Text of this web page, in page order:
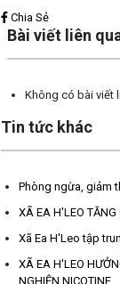
Chia Sẻ
Bài viết liên
Không có bài viết
Tin tức khác
Phòng ngừa, giảm
XÃ EA H'LEO TĂNG
Xã Ea H'Leo tập
XÃ EA H'LEO
NGHIỆN NICOTINE